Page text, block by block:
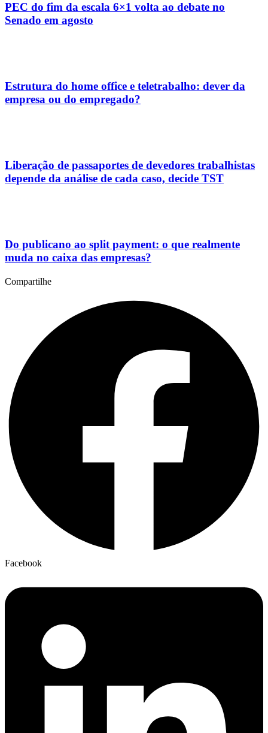
PEC do fim da escala 6×1 volta ao debate no
Senado em agosto
Estrutura do home office e teletrabalho: dever da
empresa ou do empregado?
Liberação de passaportes de devedores trabalhistas
depende da análise de cada caso, decide TST
Do publicano ao split payment: o que realmente
muda no caixa das empresas?
Compartilhe
Facebook